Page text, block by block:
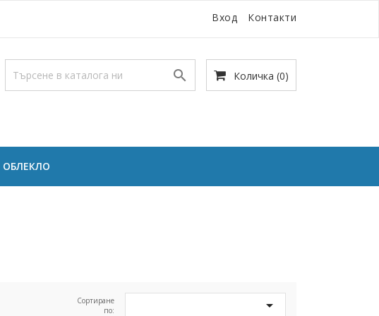
Вход Контакти
Количка (0)

ОБЛЕКЛО
Сортиране
по:
